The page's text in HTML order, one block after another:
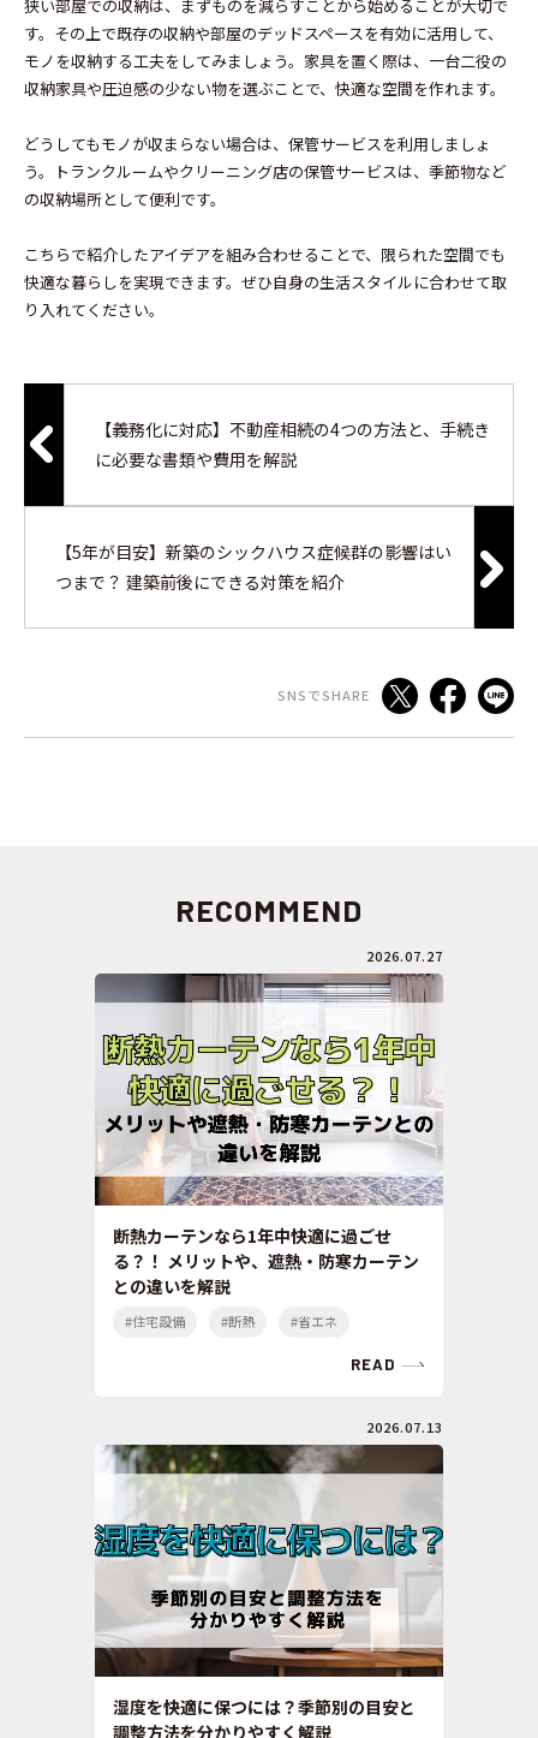
狭い部屋での収納は、まずものを減らすことから始めることが大切で
す。その上で既存の収納や部屋のデッドスペースを有効に活用して、
モノを収納する工夫をしてみましょう。家具を置く際は、一台二役の
収納家具や圧迫感の少ない物を選ぶことで、快適な空間を作れます。
どうしてもモノが収まらない場合は、保管サービスを利用しましょ
う。トランクルームやクリーニング店の保管サービスは、季節物など
の収納場所として便利です。
こちらで紹介したアイデアを組み合わせることで、限られた空間でも
快適な暮らしを実現できます。ぜひ自身の生活スタイルに合わせて取
り入れてください。
【義務化に対応】不動産相続の4つの方法と、手続き
に必要な書類や費用を解説
【5年が目安】新築のシックハウス症候群の影響はい
つまで？ 建築前後にできる対策を紹介
SNSでSHARE
RECOMMEND
2026.07.27
断熱カーテンなら1年中快適に過ごせ
る？！ メリットや、遮熱・防寒カーテン
との違いを解説
#住宅設備 #断熱 #省エネ
READ
2026.07.13
湿度を快適に保つには？季節別の目安と
調整方法を分かりやすく解説